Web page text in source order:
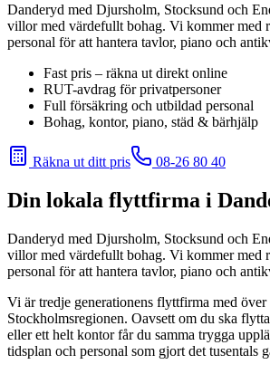
Danderyd med Djursholm, Stocksund och
villor med värdefullt bohag. Vi kommer med
personal för att hantera tavlor, piano och
Fast pris – räkna ut direkt online
RUT-avdrag för privatpersoner
Full försäkring och utbildad personal
Bohag, kontor, piano, städ & bärhjälp
Räkna ut ditt pris 08-26 80 40
Din lokala flyttfirma i
Danderyd med Djursholm, Stocksund och
villor med värdefullt bohag. Vi kommer med
personal för att hantera tavlor, piano och
Vi är tredje generationens flyttfirma med över
Stockholmsregionen. Oavsett om du ska
eller ett helt kontor får du samma trygga
tidsplan och personal som gjort det tusentals